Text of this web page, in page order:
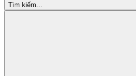
Tìm kiếm...